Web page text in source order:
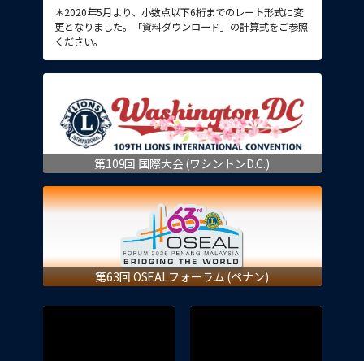
＊2020年5月より、小数点以下6桁までのレート形式に変
更となりました。「資料ダウンロード」の計算式をご参照
ください。
第109回 国際大会 (ワシントンD.C.)
第63回 OSEALフォーラム (ペナン)